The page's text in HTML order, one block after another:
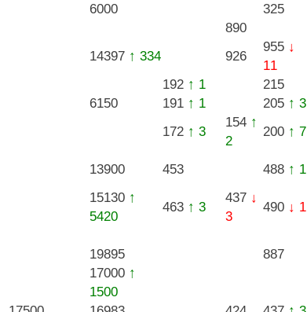
6000
325
890
14397 ↑ 334 926
955 ↓
11
192 ↑ 1
215
6150 191 ↑ 1 205 ↑ 3
172 ↑ 3
154 ↑
2
200 ↑ 7
13900 453 488 ↑ 1
15130 ↑
5420
463 ↑ 3
437 ↓
3
490 ↓ 1
19895
887
17000 ↑
1500